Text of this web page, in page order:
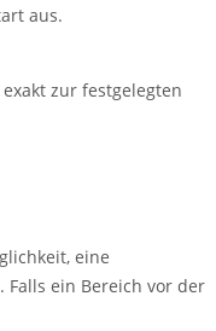
aus.
zur festgelegten
eine
Falls ein Bereich vor der